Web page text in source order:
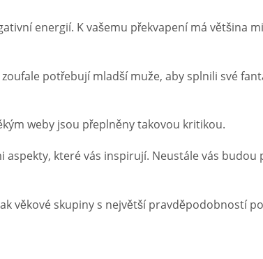
energií. K vašemu překvapení má většina
potřebují mladší muže, aby splnili své
weby jsou přeplněny takovou kritikou.
které vás inspirují. Neustále vás budou
věkové skupiny s největší pravděpodobností